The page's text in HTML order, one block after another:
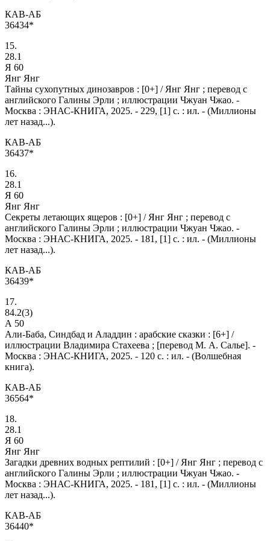
КАВ-АБ
36434*
15.
28.1
Я 60
Янг Янг
Тайны сухопутных динозавров : [0+] / Янг Янг ; перевод с
английского Галины Эрли ; иллюстрации Чжуан Чжао. -
Москва : ЭНАС-КНИГА, 2025. - 229, [1] с. : ил. - (Миллионы
лет назад...).
КАВ-АБ
36437*
16.
28.1
Я 60
Янг Янг
Секреты летающих ящеров : [0+] / Янг Янг ; перевод с
английского Галины Эрли ; иллюстрации Чжуан Чжао. -
Москва : ЭНАС-КНИГА, 2025. - 181, [1] с. : ил. - (Миллионы
лет назад...).
КАВ-АБ
36439*
17.
84.2(3)
А 50
Али-Баба, Синдбад и Аладдин : арабские сказки : [6+] /
иллюстрации Владимира Стахеева ; [перевод М. А. Салье]. -
Москва : ЭНАС-КНИГА, 2025. - 120 с. : ил. - (Волшебная
книга).
КАВ-АБ
36564*
18.
28.1
Я 60
Янг Янг
Загадки древних водных рептилий : [0+] / Янг Янг ; перевод с
английского Галины Эрли ; иллюстрации Чжуан Чжао. -
Москва : ЭНАС-КНИГА, 2025. - 181, [1] с. : ил. - (Миллионы
лет назад...).
КАВ-АБ
36440*